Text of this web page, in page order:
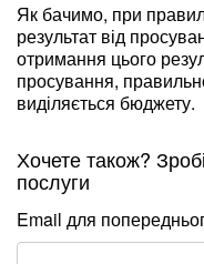
Як бачимо, при
результат від
отримання цього
просування,
виділяється бюджету.
Хочете також?
послуги
Email для